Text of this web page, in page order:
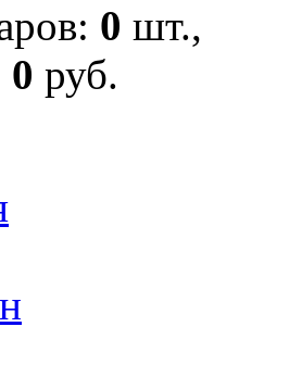
0 шт.,
0 руб.